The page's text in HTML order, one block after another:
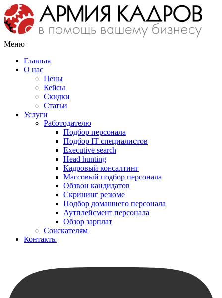
Меню
Главная
О нас
Цены
Кейсы
Скидки
Статьи
Услуги
Работодателю
Подбор персонала
Подбор IT специалистов
Еxecutive search
Head hunting
Кадровый консалтинг
Массовый подбор персонала
Обзвон кандидатов
Скрининг резюме
Подбор домашнего персонала
Аутплейсмент персонала
Обзор зарплат
Соискателям
Контакты